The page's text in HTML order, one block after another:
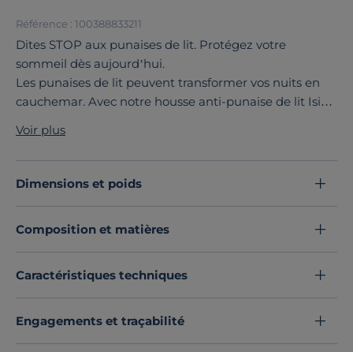
Référence : 100388833211
Dites STOP aux punaises de lit. Protégez votre
sommeil dès aujourd’hui.
Les punaises de lit peuvent transformer vos nuits en
cauchemar. Avec notre housse anti-punaise de lit Isis,
contre ces envahisseurs invisibles.
Protection intégrale, elle enveloppe le matelas à 100 %
pour empêcher les punaises d’entrer, mais pas
blocage sécurisé pour une étanchéité parfaite.
Parfaite en prévention avec notre housse Isis, vous
dormez enfin tranquille !
Découvrez toute notre sélection :
Voir plus
Dimensions et poids
Composition et matières
Caractéristiques techniques
Engagements et traçabilité